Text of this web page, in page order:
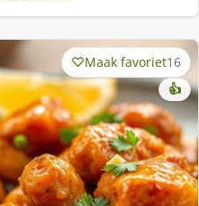
Maak favoriet16
👍